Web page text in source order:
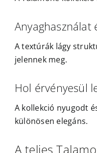
Anyaghasználat
A textúrák lágy
jelennek meg.
Hol érvényesül
A kollekció nyugodt
különösen elegáns.
A teljes